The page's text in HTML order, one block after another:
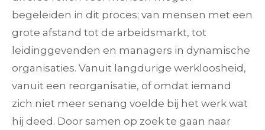
begeleiden in dit proces; van mensen met een
grote afstand tot de arbeidsmarkt, tot
leidinggevenden en managers in dynamische
organisaties. Vanuit langdurige werkloosheid,
vanuit een reorganisatie, of omdat iemand
zich niet meer senang voelde bij het werk wat
hij deed. Door samen op zoek te gaan naar